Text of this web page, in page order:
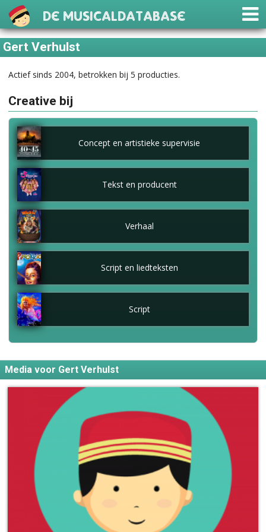
De Musicaldatabase
Gert Verhulst
Actief sinds 2004, betrokken bij 5 producties.
Creative bij
Concept en artistieke supervisie
Tekst en producent
Verhaal
Script en liedteksten
Script
Media voor Gert Verhulst